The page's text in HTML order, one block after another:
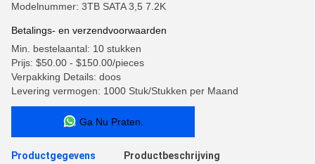
Modelnummer: 3TB SATA 3,5 7.2K
Betalings- en verzendvoorwaarden
Min. bestelaantal: 10 stukken
Prijs: $50.00 - $150.00/pieces
Verpakking Details: doos
Levering vermogen: 1000 Stuk/Stukken per Maand
Ga Nu Praten.
Productgegevens Productbeschrijving